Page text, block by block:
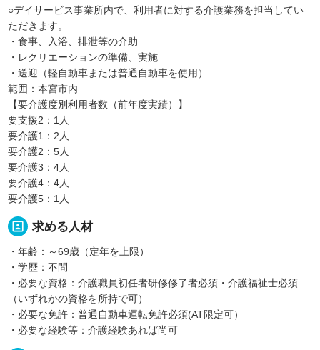
○デイサービス事業所内で、利用者に対する介護業務を担当してい
ただきます。
・食事、入浴、排泄等の介助
・レクリエーションの準備、実施
・送迎（軽自動車または普通自動車を使用）
範囲：本宮市内
【要介護度別利用者数（前年度実績）】
要支援2：1人
要介護1：2人
要介護2：5人
要介護3：4人
要介護4：4人
要介護5：1人
portrait 求める人材
・年齢：～69歳（定年を上限）
・学歴：不問
・必要な資格：介護職員初任者研修修了者必須・介護福祉士必須
（いずれかの資格を所持で可）
・必要な免許：普通自動車運転免許必須(AT限定可）
・必要な経験等：介護経験あれば尚可